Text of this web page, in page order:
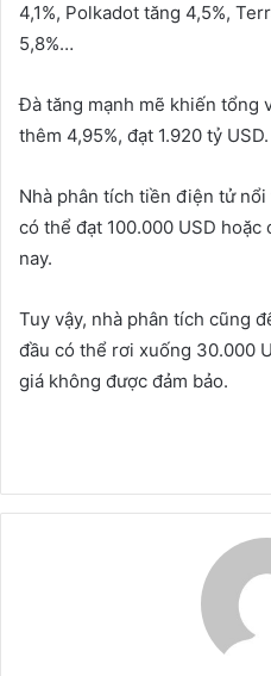
4,1%, Polkadot tăng 4,5%,
5,8%…
Đà tăng mạnh mẽ khiến tổng
thêm 4,95%, đạt 1.920 tỷ USD.
Nhà phân tích tiền điện tử
có thể đạt 100.000 USD hoặc
nay.
Tuy vậy, nhà phân tích cũng
đầu có thể rơi xuống 30.000
giá không được đảm bảo.